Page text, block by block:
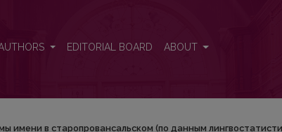
EDITORIAL BOARD ABOUT
имени в старопровансальском (по данным